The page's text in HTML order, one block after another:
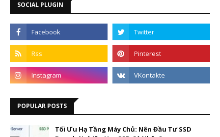
SOCIAL PLUGIN
POPULAR POSTS
Tối Ưu Hạ Tầng Máy Chủ: Nên Đầu Tư SSD